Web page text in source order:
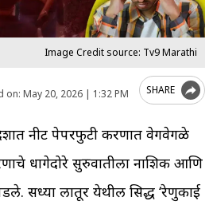
Image Credit source: Tv9 Marathi
on: May 20, 2026 | 1:32 PM SHARE
नीट पेपरफुटी प्रकरणात वेगवेगळे
धागेदोरे सुरुवातीला नाशिक आणि
सध्या लातूर येथील प्रसिद्ध ‘रेणुकाई